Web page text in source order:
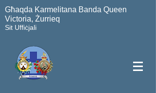
Għaqda Karmelitana Banda Queen
Victoria, Żurrieq
Sit Uffiċjali